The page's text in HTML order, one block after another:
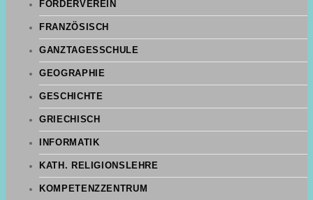
FÖRDERVEREIN
FRANZÖSISCH
GANZTAGESSCHULE
GEOGRAPHIE
GESCHICHTE
GRIECHISCH
INFORMATIK
KATH. RELIGIONSLEHRE
KOMPETENZZENTRUM